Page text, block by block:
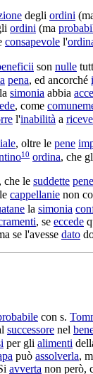
degli ordini
ordini (ma
consapevole l'
son nulle
pena, ed ancorché
la simonia abbia
, come
l'inabilità a
, oltre le pene
10 ordina, che
che le suddette pene
cappellanie non
la simonia
, se eccede
se l'avesse dato
con s.
successore nel
per gli alimenti
può assolverla,
avverta non però,